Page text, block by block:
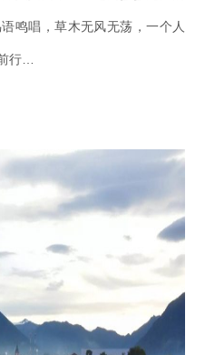
鸣唱，草木无风无荡，一个人
行…